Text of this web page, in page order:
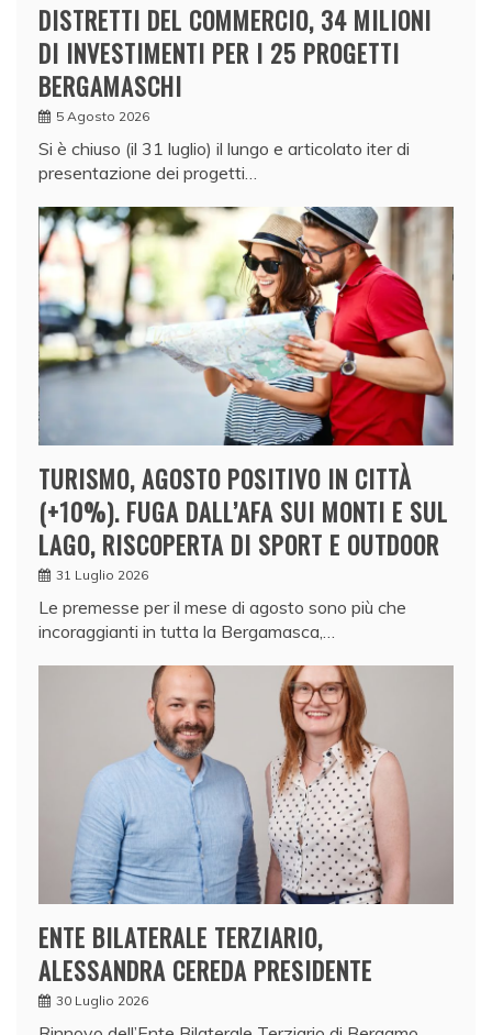
DISTRETTI DEL COMMERCIO, 34 MILIONI
DI INVESTIMENTI PER I 25 PROGETTI
BERGAMASCHI
5 Agosto 2026
Si è chiuso (il 31 luglio) il lungo e articolato iter di
presentazione dei progetti…
TURISMO, AGOSTO POSITIVO IN CITTÀ
(+10%). FUGA DALL’AFA SUI MONTI E SUL
LAGO, RISCOPERTA DI SPORT E OUTDOOR
31 Luglio 2026
Le premesse per il mese di agosto sono più che
incoraggianti in tutta la Bergamasca,…
ENTE BILATERALE TERZIARIO,
ALESSANDRA CEREDA PRESIDENTE
30 Luglio 2026